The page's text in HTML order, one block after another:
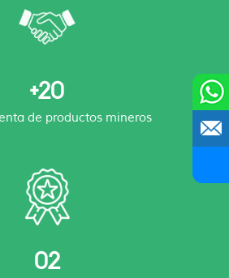
+20
de productos mineros
02